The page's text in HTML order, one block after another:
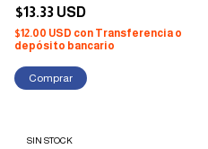
SACA PUNTA
$13.33 USD
$12.00 USD con Transferencia o
depósito bancario
SIN STOCK